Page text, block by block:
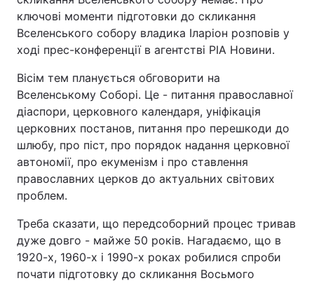
Головна Війна
Україна Політика
ключові моменти підготовки до скликання
Вселенського собору владика Іларіон розповів у
ході прес-конференції в агентстві РІА Новини.
Вісім тем планується обговорити на
Вселенському Соборі. Це - питання православної
діаспори, церковного календаря, уніфікація
церковних постанов, питання про перешкоди до
шлюбу, про піст, про порядок надання церковної
автономії, про екуменізм і про ставлення
православних церков до актуальних світових
проблем.
Треба сказати, що передсоборний процес тривав
дуже довго - майже 50 років. Нагадаємо, що в
1920-х, 1960-х і 1990-х роках робилися спроби
почати підготовку до скликання Восьмого